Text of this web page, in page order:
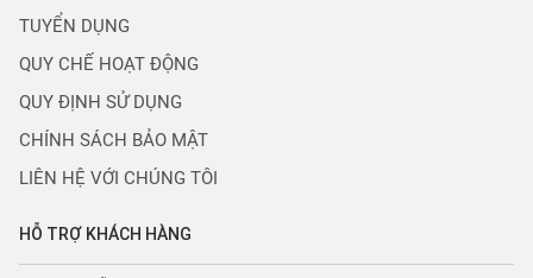
TUYỂN DỤNG
QUY CHẾ HOẠT ĐỘNG
QUY ĐỊNH SỬ DỤNG
CHÍNH SÁCH BẢO MẬT
LIÊN HỆ VỚI CHÚNG TÔI
HỖ TRỢ KHÁCH HÀNG